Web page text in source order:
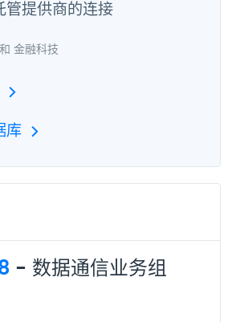
提供商的连接
金融科技
库
- 数据通信业务组